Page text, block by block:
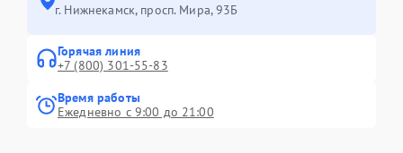
г. Нижнекамск, просп. Мира, 93Б
Горячая линия
+7 (800) 301-55-83
Время работы
Ежедневно с 9:00 до 21:00